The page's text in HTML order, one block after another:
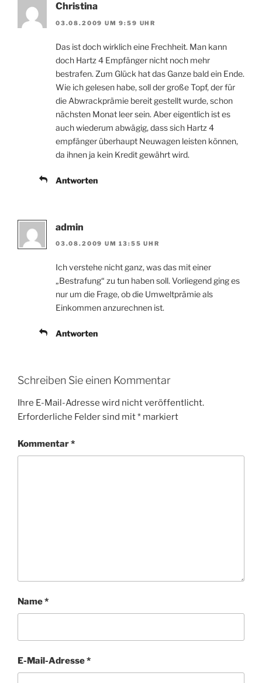
Christina
03.08.2009 UM 9:59 UHR
Das ist doch wirklich eine Frechheit. Man kann
doch Hartz 4 Empfänger nicht noch mehr
bestrafen. Zum Glück hat das Ganze bald ein Ende.
Wie ich gelesen habe, soll der große Topf, der für
die Abwrackprämie bereit gestellt wurde, schon
nächsten Monat leer sein. Aber eigentlich ist es
auch wiederum abwägig, dass sich Hartz 4
empfänger überhaupt Neuwagen leisten können,
da ihnen ja kein Kredit gewährt wird.
Antworten
admin
03.08.2009 UM 13:55 UHR
Ich verstehe nicht ganz, was das mit einer
„Bestrafung“ zu tun haben soll. Vorliegend ging es
nur um die Frage, ob die Umweltprämie als
Einkommen anzurechnen ist.
Antworten
Schreiben Sie einen Kommentar
Ihre E-Mail-Adresse wird nicht veröffentlicht.
Erforderliche Felder sind mit* markiert
Kommentar*
Name*
E-Mail-Adresse*